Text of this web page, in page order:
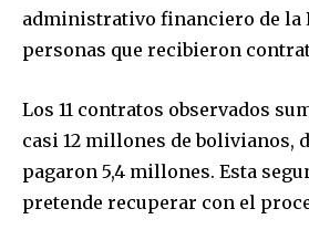
Join our community
SUBSCRIBERS and
administrativo financiero de la
personas que recibieron
Los 11 contratos observados
casi 12 millones de bolivianos,
pagaron 5,4 millones. Esta
pretende recuperar con el